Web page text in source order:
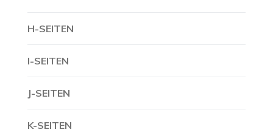
H-SEITEN
I-SEITEN
J-SEITEN
K-SEITEN